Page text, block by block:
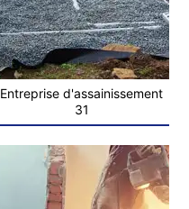
Entreprise d'assainissement
31